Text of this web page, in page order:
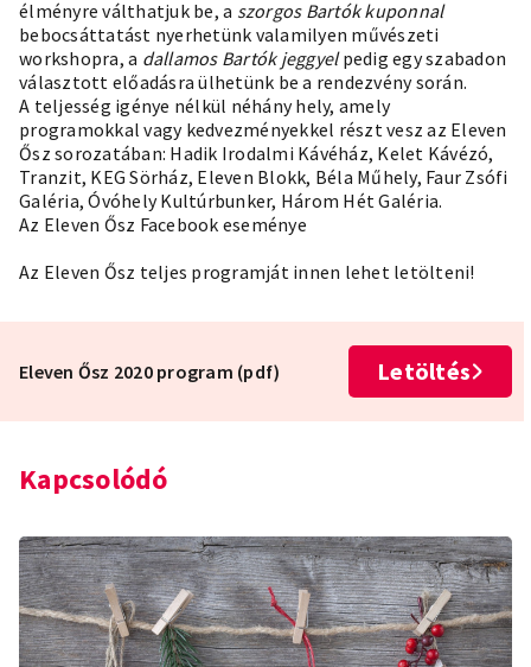
élményre válthatjuk be, a szorgos Bartók kuponnal
bebocsáttatást nyerhetünk valamilyen művészeti
workshopra, a dallamos Bartók jeggyelpedig egy szabadon
választott előadásra ülhetünk be a rendezvény során.
A teljesség igénye nélkül néhány hely, amely
programokkal vagy kedvezményekkel részt vesz az Eleven
Ősz sorozatában: Hadik Irodalmi Kávéház, Kelet Kávézó,
Tranzit, KEG Sörház, Eleven Blokk, Béla Műhely, Faur Zsófi
Galéria, Óvóhely Kultúrbunker, Három Hét Galéria.
Az Eleven Ősz Facebook eseménye
Az Eleven Ősz teljes programját innen lehet letölteni!
Eleven Ősz 2020 program (pdf) Letöltés
Kapcsolódó